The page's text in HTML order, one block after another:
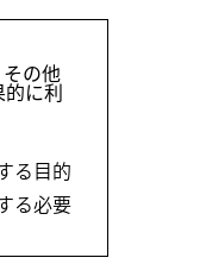
の他
に利
る目的
る必要